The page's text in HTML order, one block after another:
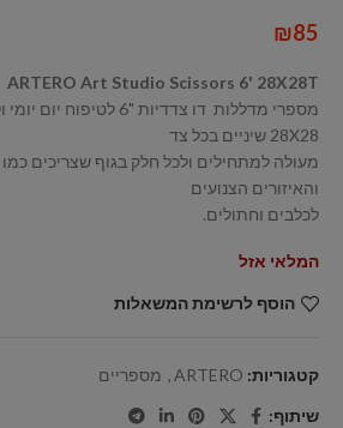
₪85
ARTERO Art Studio Scissors 6' 28X28T
מספרי מדללות דו צדדיות "6 לטיפוח יום יומי ולטאצ'ים האחרונים
28X28 שיניים בכל צד
מעולה למתחילים ולכל חלק בגוף שצריכים כמו
והאיזורים הצנועים
לכלבים וחתולים.
המלאי אזל
הוסף לרשימת המשאלות
קטגוריות: ARTERO
, מספריים
שיתוף: